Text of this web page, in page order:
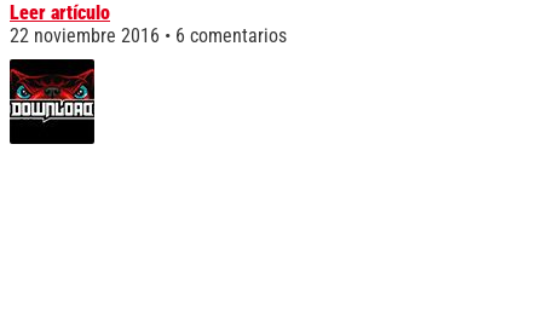
Leer artículo
22 noviembre 2016
6 comentarios